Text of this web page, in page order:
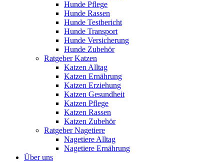
Hunde Pflege
Hunde Rassen
Hunde Testbericht
Hunde Transport
Hunde Versicherung
Hunde Zubehör
Ratgeber Katzen
Katzen Alltag
Katzen Ernährung
Katzen Erziehung
Katzen Gesundheit
Katzen Pflege
Katzen Rassen
Katzen Zubehör
Ratgeber Nagetiere
Nagetiere Alltag
Nagetiere Ernährung
Über uns